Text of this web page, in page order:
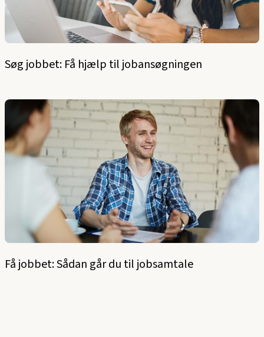
Søg jobbet: Få hjælp til jobansøgningen
Få jobbet: Sådan går du til jobsamtale